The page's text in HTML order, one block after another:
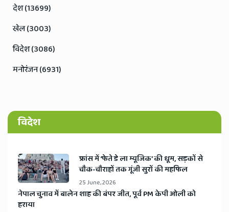
देश (13699)
खेल (3003)
विदेश (3086)
मनोरंजन (6931)
विदेश
​फ्रांस में ‘फेते डे ला म्यूजिक’ की धूम, सड़कों से
चौक-चौराहों तक गूंजी सुरों की महफिल
25 June, 2026
​नेपाल चुनाव में बालेन शाह की बंपर जीत, पूर्व PM केपी ओली को
हराया